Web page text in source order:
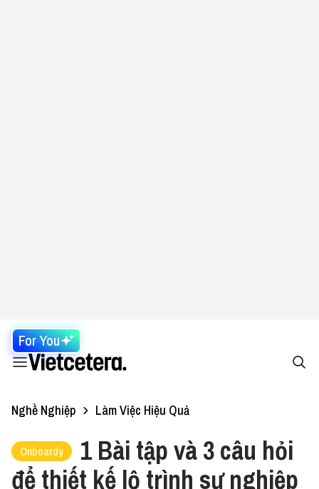
For You
Nghề Nghiệp Làm Việc Hiệu Quả
Onboardy
1 Bài tập và 3 câu hỏi
để thiết kế lộ trình sự nghiệp